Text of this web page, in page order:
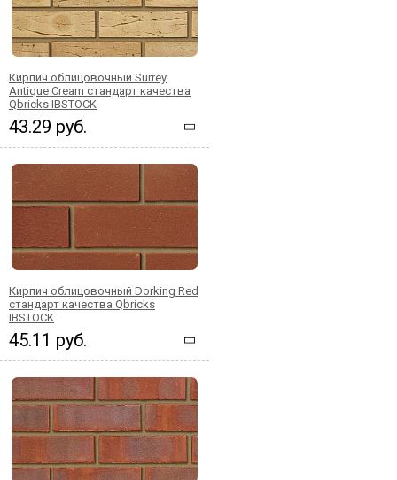
Кирпич облицовочный Surrey
Antique Cream стандарт качества
Qbricks IBSTOCK
43.29 руб.
Кирпич облицовочный Dorking Red
стандарт качества Qbricks
IBSTOCK
45.11 руб.